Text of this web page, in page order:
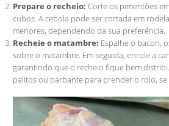
Prepare o recheio: Corte os pimentões
cubos. A cebola pode ser cortada em
menores, dependendo da sua preferência.
Recheie o matambre: Espalhe o bacon,
sobre o matambre. Em seguida, enrole a
garantindo que o recheio fique bem
palitos ou barbante para prender o rolo, se